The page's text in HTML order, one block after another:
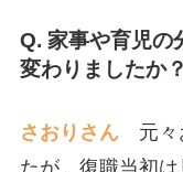
Q. 家事や育児の
変わりましたか？
さおりさん 元
たが、復職当初